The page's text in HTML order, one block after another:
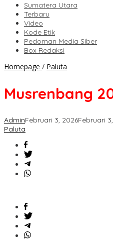
Sumatera Utara
Terbaru
Video
Kode Etik
Pedoman Media Siber
Box Redaksi
Homepage / Paluta
Onang
Genjot
Musrenbang
AdminFebruari 3, 2026Februari
Paluta